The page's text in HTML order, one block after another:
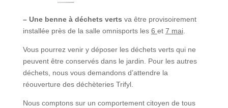
– Une benne à déchets verts va être provisoirement
installée près de la salle omnisports les 6 et 7 mai.
Vous pourrez venir y déposer les déchets verts qui ne
peuvent être conservés dans le jardin. Pour les autres
déchets, nous vous demandons d’attendre la
réouverture des déchèteries Trifyl.
Nous comptons sur un comportement citoyen de tous